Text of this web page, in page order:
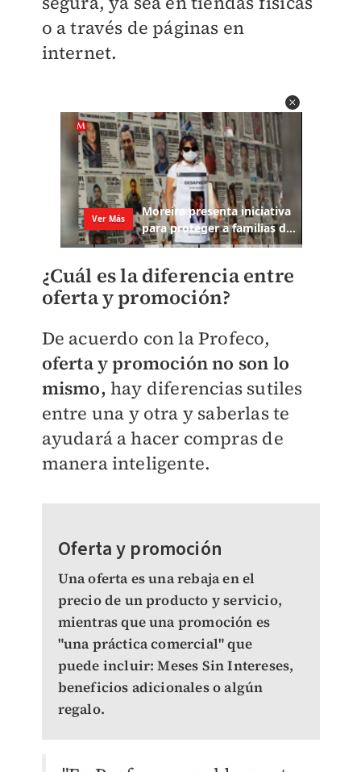
o a través de páginas en
internet.
¿Cuál es la diferencia entre
oferta y promoción?
De acuerdo con la Profeco,
oferta y promoción no son lo
mismo, hay diferencias sutiles
entre una y otra y saberlas te
ayudará a hacer compras de
manera inteligente.
Oferta y promoción
Una oferta es una rebaja en el
precio de un producto y servicio,
mientras que una promoción es
"una práctica comercial" que
puede incluir: Meses Sin Intereses,
beneficios adicionales o algún
regalo.